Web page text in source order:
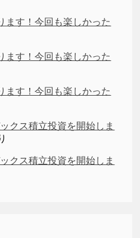
ます！今回も楽しかった
ます！今回も楽しかった
ます！今回も楽しかった
クス積立投資を開始しま
クス積立投資を開始しま